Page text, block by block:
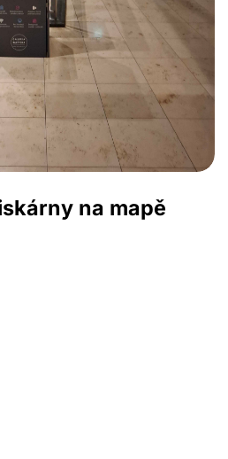
na mapě